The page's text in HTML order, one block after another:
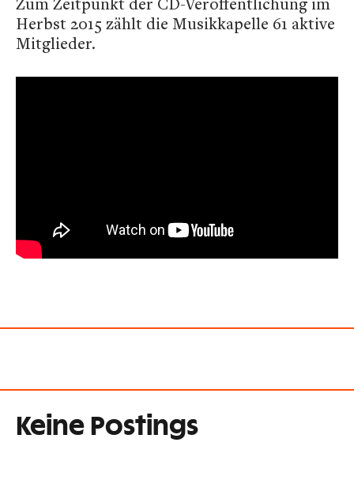
Herbst 2015 zählt die Musikkapelle 61 aktive
Mitglieder.
Keine Postings